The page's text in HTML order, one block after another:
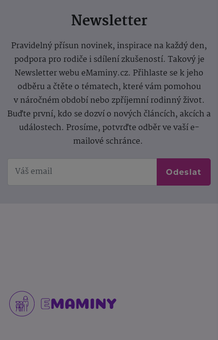
Newsletter
Pravidelný přísun novinek, inspirace na každý den,
podpora pro rodiče i sdílení zkušeností. Takový je
Newsletter webu eMaminy.cz. Přihlaste se k jeho
odběru a čtěte o tématech, které vám pomohou
v náročném období nebo zpříjemní rodinný život.
Buďte první, kdo se dozví o nových článcích, akcích a
událostech. Prosíme, potvrďte odběr ve vaší e-
mailové schránce.
Odeslat